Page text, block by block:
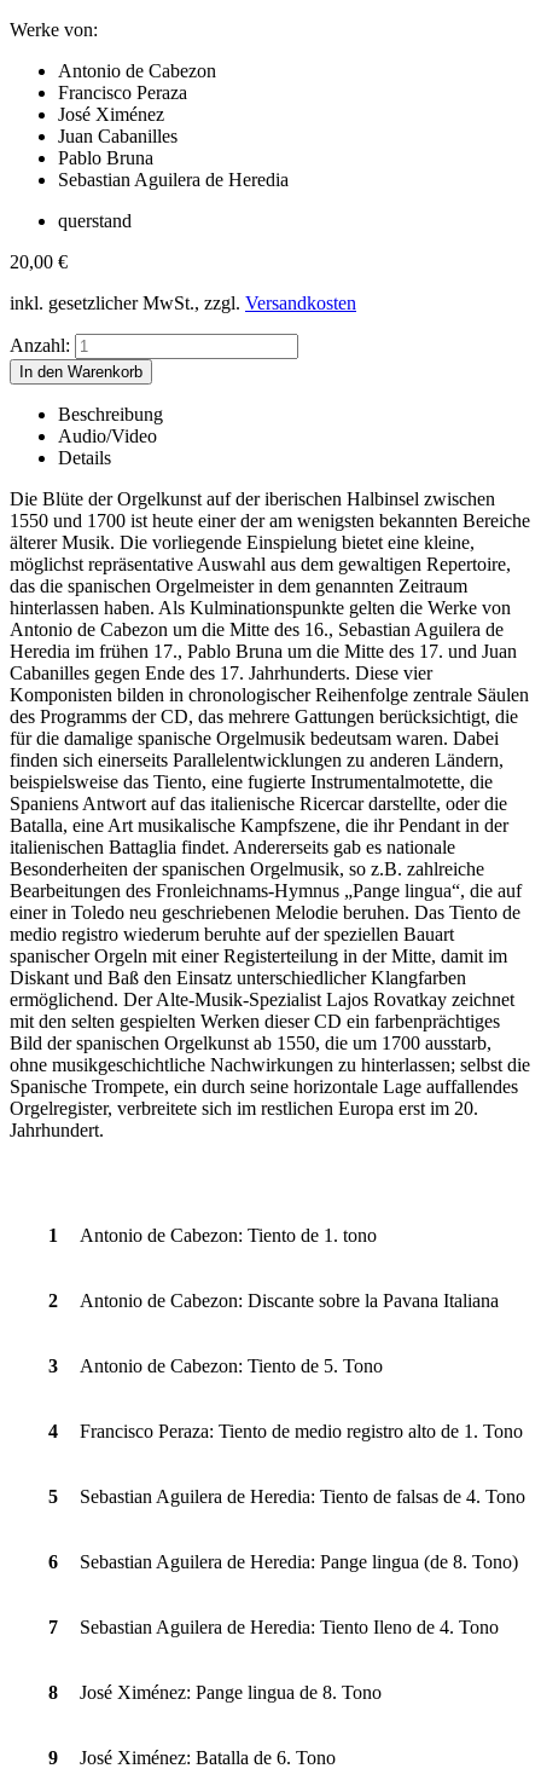
Werke von:
Antonio de Cabezon
Francisco Peraza
José Ximénez
Juan Cabanilles
Pablo Bruna
Sebastian Aguilera de Heredia
querstand
20,00 €
inkl. gesetzlicher MwSt., zzgl. Versandkosten
Anzahl:
Beschreibung
Audio/Video
Details
Die Blüte der Orgelkunst auf der iberischen Halbinsel zwischen
1550 und 1700 ist heute einer der am wenigsten bekannten Bereiche
älterer Musik. Die vorliegende Einspielung bietet eine kleine,
möglichst repräsentative Auswahl aus dem gewaltigen Repertoire,
das die spanischen Orgelmeister in dem genannten Zeitraum
hinterlassen haben. Als Kulminationspunkte gelten die Werke von
Antonio de Cabezon um die Mitte des 16., Sebastian Aguilera de
Heredia im frühen 17., Pablo Bruna um die Mitte des 17. und Juan
Cabanilles gegen Ende des 17. Jahrhunderts. Diese vier
Komponisten bilden in chronologischer Reihenfolge zentrale Säulen
des Programms der CD, das mehrere Gattungen berücksichtigt, die
für die damalige spanische Orgelmusik bedeutsam waren. Dabei
finden sich einerseits Parallelentwicklungen zu anderen Ländern,
beispielsweise das Tiento, eine fugierte Instrumentalmotette, die
Spaniens Antwort auf das italienische Ricercar darstellte, oder die
Batalla, eine Art musikalische Kampfszene, die ihr Pendant in der
italienischen Battaglia findet. Andererseits gab es nationale
Besonderheiten der spanischen Orgelmusik, so z.B. zahlreiche
Bearbeitungen des Fronleichnams-Hymnus „Pange lingua“, die auf
einer in Toledo neu geschriebenen Melodie beruhen. Das Tiento de
medio registro wiederum beruhte auf der speziellen Bauart
spanischer Orgeln mit einer Registerteilung in der Mitte, damit im
Diskant und Baß den Einsatz unterschiedlicher Klangfarben
ermöglichend. Der Alte-Musik-Spezialist Lajos Rovatkay zeichnet
mit den selten gespielten Werken dieser CD ein farbenprächtiges
Bild der spanischen Orgelkunst ab 1550, die um 1700 ausstarb,
ohne musikgeschichtliche Nachwirkungen zu hinterlassen; selbst die
Spanische Trompete, ein durch seine horizontale Lage auffallendes
Orgelregister, verbreitete sich im restlichen Europa erst im 20.
Jahrhundert.
1 Antonio de Cabezon: Tiento de 1. tono
2 Antonio de Cabezon: Discante sobre la Pavana Italiana
3 Antonio de Cabezon: Tiento de 5. Tono
4 Francisco Peraza: Tiento de medio registro alto de 1. Tono
5 Sebastian Aguilera de Heredia: Tiento de falsas de 4. Tono
6 Sebastian Aguilera de Heredia: Pange lingua (de 8. Tono)
7 Sebastian Aguilera de Heredia: Tiento Ileno de 4. Tono
8 José Ximénez: Pange lingua de 8. Tono
9 José Ximénez: Batalla de 6. Tono